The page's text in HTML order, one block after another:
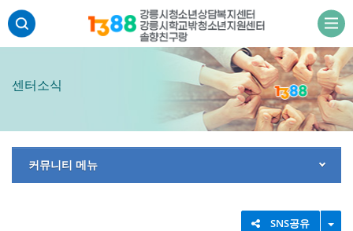
본문 바로가기
주메뉴 바로가기
하단 바로가기
센터소식
커뮤니티 메뉴
SNS공유